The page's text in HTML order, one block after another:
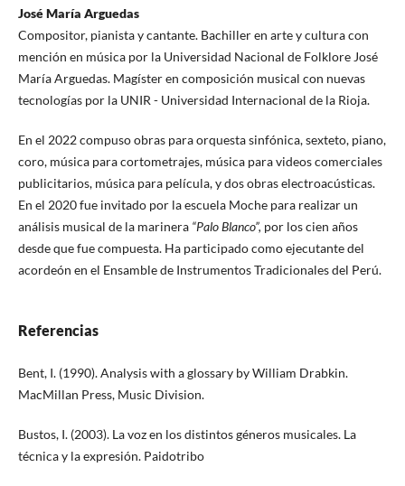
José María Arguedas
Compositor, pianista y cantante. Bachiller en arte y cultura con
mención en música por la Universidad Nacional de Folklore José
María Arguedas. Magíster en composición musical con nuevas
tecnologías por la UNIR - Universidad Internacional de la Rioja.
En el 2022 compuso obras para orquesta sinfónica, sexteto, piano,
coro, música para cortometrajes, música para videos comerciales
publicitarios, música para película, y dos obras electroacústicas.
En el 2020 fue invitado por la escuela Moche para realizar un
análisis musical de la marinera “Palo Blanco”, por los cien años
desde que fue compuesta. Ha participado como ejecutante del
acordeón en el Ensamble de Instrumentos Tradicionales del Perú.
Referencias
Bent, I. (1990). Analysis with a glossary by William Drabkin.
MacMillan Press, Music Division.
Bustos, I. (2003). La voz en los distintos géneros musicales. La
técnica y la expresión. Paidotribo